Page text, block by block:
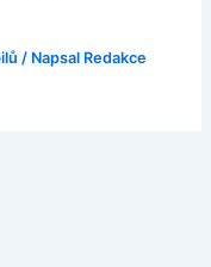
/ Napsal Redakce